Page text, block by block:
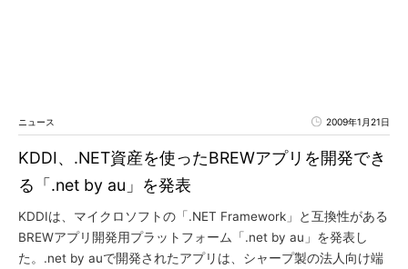
ニュース 2009年1月21日
KDDI、.NET資産を使ったBREWアプリを開発でき
る「.net by au」を発表
KDDIは、マイクロソフトの「.NET Framework」と互換性がある
BREWアプリ開発用プラットフォーム「.net by au」を発表し
た。.net by auで開発されたアプリは、シャープ製の法人向け端